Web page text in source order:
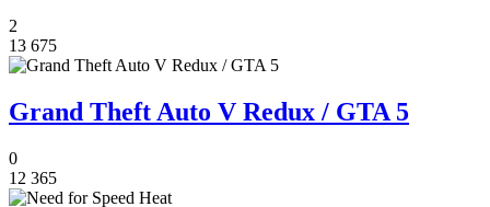
2
13 675
Grand Theft Auto V Redux / GTA 5
0
12 365